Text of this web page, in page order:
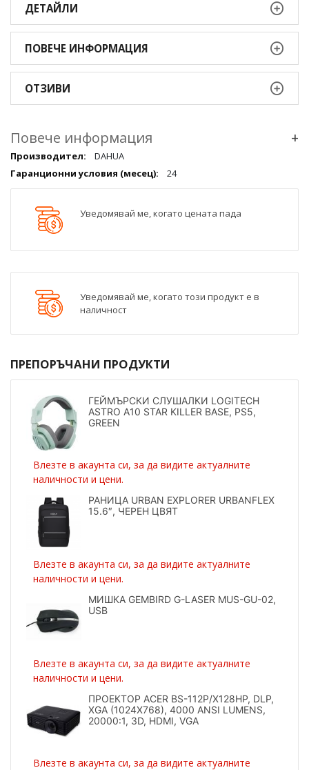
ДЕТАЙЛИ
ПОВЕЧЕ ИНФОРМАЦИЯ
ОТЗИВИ
Повече информация +
Повече
информация
qqq
DAHUA
24
Уведомявай ме, когато цената пада
Уведомявай ме, когато този продукт е в
наличност
ПРЕПОРЪЧАНИ ПРОДУКТИ
ГЕЙМЪРСКИ СЛУШАЛКИ LOGITECH
ASTRO A10 STAR KILLER BASE, PS5,
GREEN
Влезте в акаунта си, за да видите актуалните
наличности и цени.
РАНИЦА URBAN EXPLORER URBANFLEX
15.6″, ЧЕРЕН ЦВЯТ
Влезте в акаунта си, за да видите актуалните
наличности и цени.
МИШКА GEMBIRD G-LASER MUS-GU-02,
USB
Влезте в акаунта си, за да видите актуалните
наличности и цени.
ПРОЕКТОР ACER BS-112P/X128HP, DLP,
XGA (1024X768), 4000 ANSI LUMENS,
20000:1, 3D, HDMI, VGA
Влезте в акаунта си, за да видите актуалните